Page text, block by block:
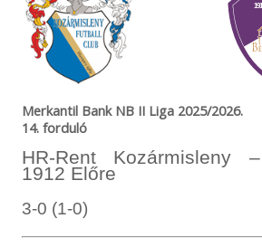
Merkantil Bank NB II Liga 2025/2026.
14. forduló
HR-Rent Kozármisleny
1912 Előre
3-0 (1-0)